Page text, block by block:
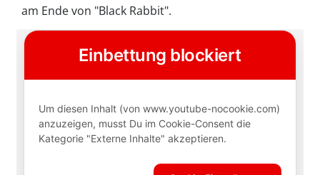
am Ende von "Black Rabbit".